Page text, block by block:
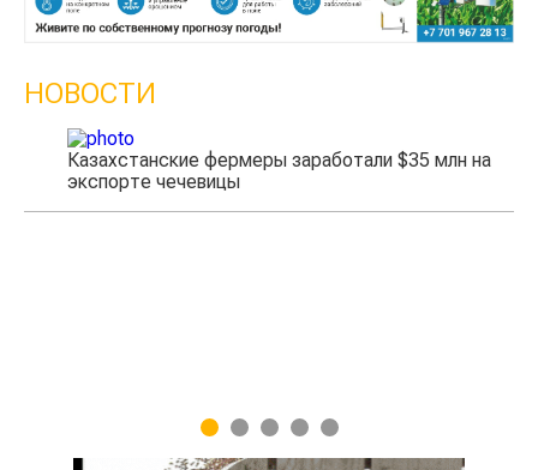
НОВОСТИ
Казахстанские фермеры заработали $35 млн на
экспорте чечевицы
1 2 3 4 5